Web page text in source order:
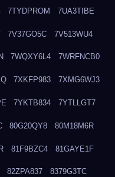
7TYDPROM 7UA3TIBE
7V37GO5C 7V513WU4
7WQXY6L4 7WRFNCB0
7XKFP983 7XMG6WJ3
7YKTB834 7YTLLGT7
80G20QY8 80M18M6R
81F9BZC4 81GAYE1F
82ZPA837 8379G3TC